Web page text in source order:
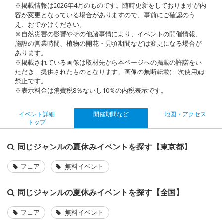
※掲載情報は2026年4月のものです。随時更新をしておりますが内
容が変更となっている場合がありますので、事前にご確認のう
え、おでかけください。
※自然災害の影響やその他諸事情により、イベントの開催情報、
施設の営業時間、植物の開花・見頃期間などは変更になる場合が
あります。
※掲載されている画像は取材先から本ページへの掲載の許諾をい
ただき、提供されたものとなります。画像の無断転載(二次使用)は
禁止です。
※表示料金は消費税8％ないし10％の内税表示です。
イベント詳細
トップ
開催期間など 地図・アクセス
同じジャンルの夏休みイベントを探す【東京都】
フェア 無料イベント
同じジャンルの夏休みイベントを探す【全国】
フェア 無料イベント